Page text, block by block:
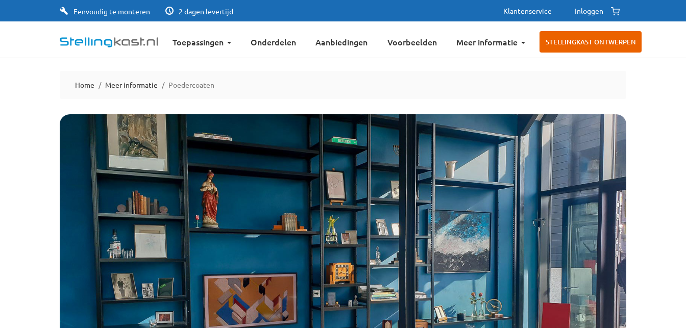
Eenvoudig te monteren 2 dagen levertijd Klantenservice Inloggen
Toepassingen Onderdelen Aanbiedingen Voorbeelden Meer informatie STELLINGKAST ONTWERPEN
Home Meer informatie Poedercoaten